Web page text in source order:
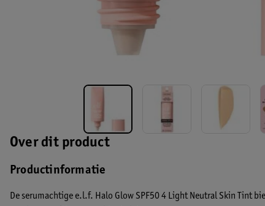
Over dit product
Productinformatie
De serumachtige e.l.f. Halo Glow SPF50 4 Light Neutral Skin Tint